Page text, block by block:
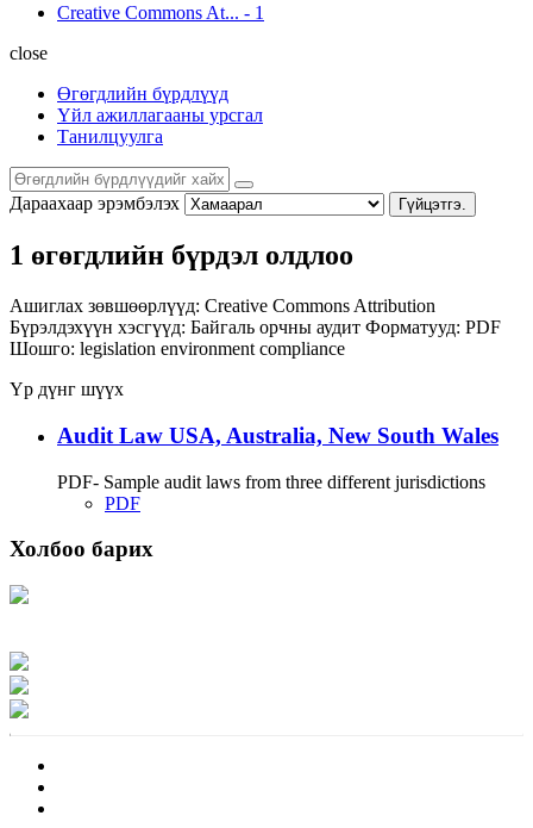
Creative Commons At... - 1
close
Өгөгдлийн бүрдлүүд
Үйл ажиллагааны урсгал
Танилцуулга
Дараахаар эрэмбэлэх Гүйцэтгэ.
1 өгөгдлийн бүрдэл олдлоо
Ашиглах зөвшөөрлүүд: Creative Commons Attribution
Бүрэлдэхүүн хэсгүүд: Байгаль орчны аудит Форматууд: PDF
Шошго: legislation environment compliance
Үр дүнг шүүх
Audit Law USA, Australia, New South Wales
PDF- Sample audit laws from three different jurisdictions
PDF
Холбоо барих